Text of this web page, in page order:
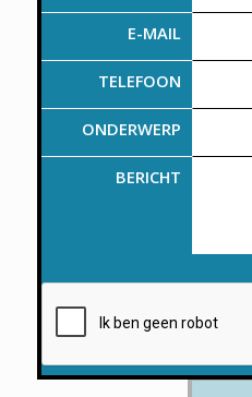
E-MAIL
TELEFOON
ONDERWERP
BERICHT